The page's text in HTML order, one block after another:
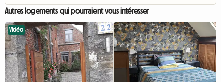
Autres logements qui pourraient vous intéresser
Vidéo